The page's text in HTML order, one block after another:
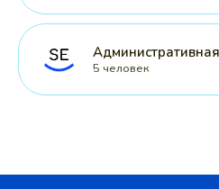
5 человек